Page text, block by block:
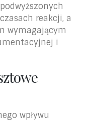
reakcji, a
wymagającym
i
wpływu